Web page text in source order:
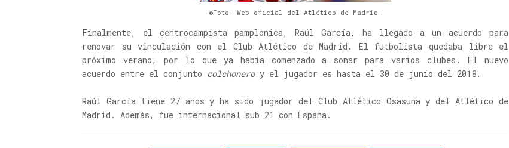
©Foto: Web oficial del Atlético de Madrid.
Finalmente, el centrocampista pamplonica, Raúl García, ha llegado a un acuerdo para
renovar su vinculación con el Club Atlético de Madrid. El futbolista quedaba libre el
próximo verano, por lo que ya había comenzado a sonar para varios clubes. El nuevo
acuerdo entre el conjunto colchonero y el jugador es hasta el 30 de junio del 2018.
Raúl García tiene 27 años y ha sido jugador del Club Atlético Osasuna y del Atlético de
Madrid. Además, fue internacional sub 21 con España.